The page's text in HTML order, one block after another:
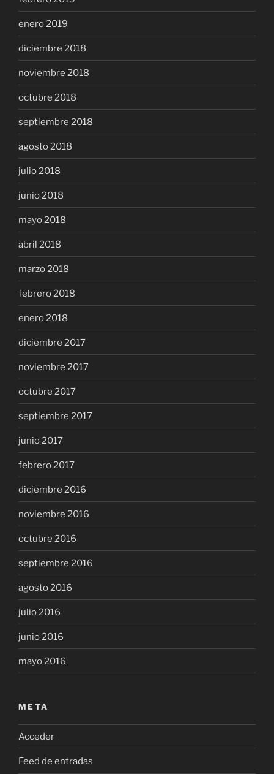
enero 2019
diciembre 2018
noviembre 2018
octubre 2018
septiembre 2018
agosto 2018
julio 2018
junio 2018
mayo 2018
abril 2018
marzo 2018
febrero 2018
enero 2018
diciembre 2017
noviembre 2017
octubre 2017
septiembre 2017
junio 2017
febrero 2017
diciembre 2016
noviembre 2016
octubre 2016
septiembre 2016
agosto 2016
julio 2016
junio 2016
mayo 2016
META
Acceder
Feed de entradas